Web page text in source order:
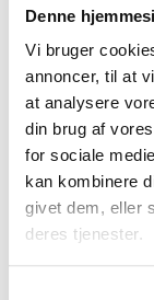
Denne
Vi bruger
annoncer, til at
at analysere
din brug af
for sociale
kan kombinere
givet dem, eller
deres tjenester.
et tillæg til
ovennævnte ikke
præcisering af
medarbejderen
Såfremt den
anbefales det, at
tillige
(standard)-breve